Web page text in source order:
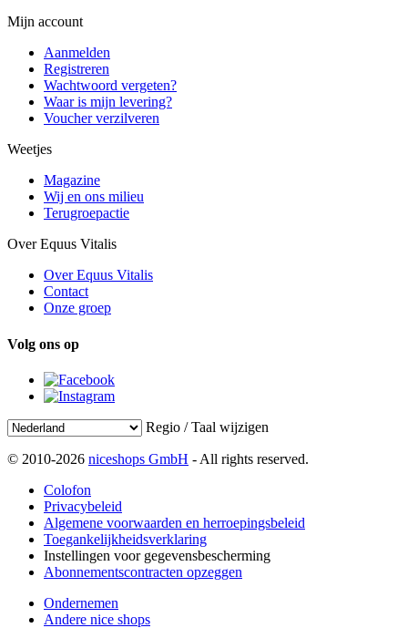
Mijn account
Aanmelden
Registreren
Wachtwoord vergeten?
Waar is mijn levering?
Voucher verzilveren
Weetjes
Magazine
Wij en ons milieu
Terugroepactie
Over Equus Vitalis
Over Equus Vitalis
Contact
Onze groep
Volg ons op
Regio / Taal wijzigen
© 2010-2026 niceshops GmbH - All rights reserved.
Colofon
Privacybeleid
Algemene voorwaarden en herroepingsbeleid
Toegankelijkheidsverklaring
Instellingen voor gegevensbescherming
Abonnementscontracten opzeggen
Ondernemen
Andere nice shops